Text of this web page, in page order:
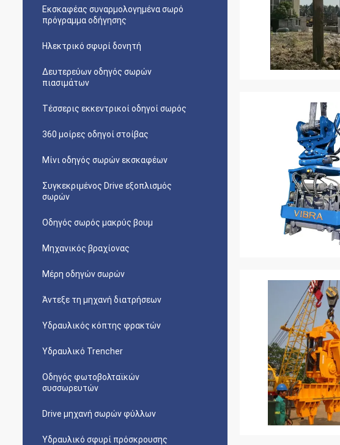
Εκσκαφέας συναρμολογημένα σωρό
πρόγραμμα οδήγησης
Ηλεκτρικό σφυρί δονητή
Δευτερεύων οδηγός σωρών
πιασιμάτων
Τέσσερις εκκεντρικοί οδηγοί σωρός
360 μοίρες οδηγοί στοίβας
Μίνι οδηγός σωρών εκσκαφέων
Συγκεκριμένος Drive εξοπλισμός
σωρών
Οδηγός σωρός μακρύς βουμ
Μηχανικός βραχίονας
Μέρη οδηγών σωρών
Άντεξε τη μηχανή διατρήσεων
Υδραυλικός κόπτης φρακτών
Υδραυλικό Trencher
Οδηγός φωτοβολταϊκών
συσσωρευτών
Drive μηχανή σωρών φύλλων
Υδραυλικό σφυρί πρόσκρουσης